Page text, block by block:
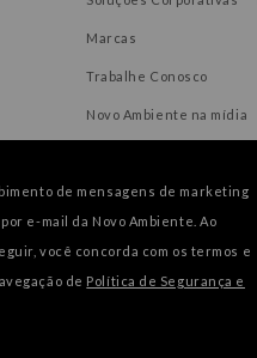
Marcas
Trabalhe Conosco
Novo Ambiente na mídia
de mensagens de marketing
e-mail da Novo Ambiente. Ao
você concorda com os termos e
de Política de Segurança e